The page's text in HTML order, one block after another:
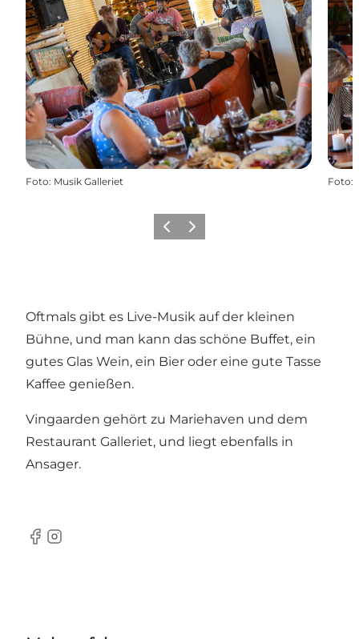
Foto: Musik Galleriet Foto:
ZurückWeiter
Oftmals gibt es Live-Musik auf der kleinen
Bühne, und man kann das schöne Buffet, ein
gutes Glas Wein, ein Bier oder eine gute Tasse
Kaffee genießen.
Vingaarden gehört zu Mariehaven und dem
Restaurant Galleriet, und liegt ebenfalls in
Ansager.
Facebook
Instagram